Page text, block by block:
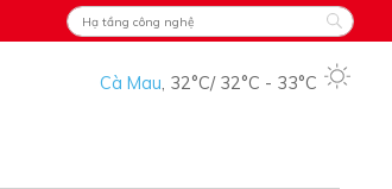
Cà Mau, 32°C/ 32°C - 33°C